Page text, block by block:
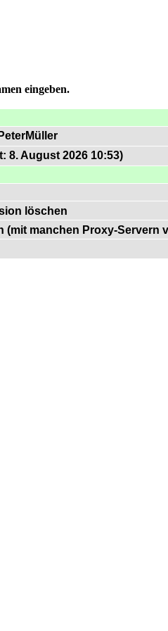
eingeben.
8. August 2026 10:53)
löschen
(mit manchen Proxy-Servern